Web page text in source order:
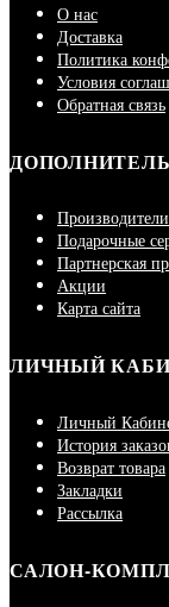
О нас
Доставка
Политика
Условия
Обратная связь
Производители
Подарочные
Партнерская
Акции
Карта сайта
ЛИЧНЫЙ
Личный
История
Возврат товара
Закладки
Рассылка
САЛОН-